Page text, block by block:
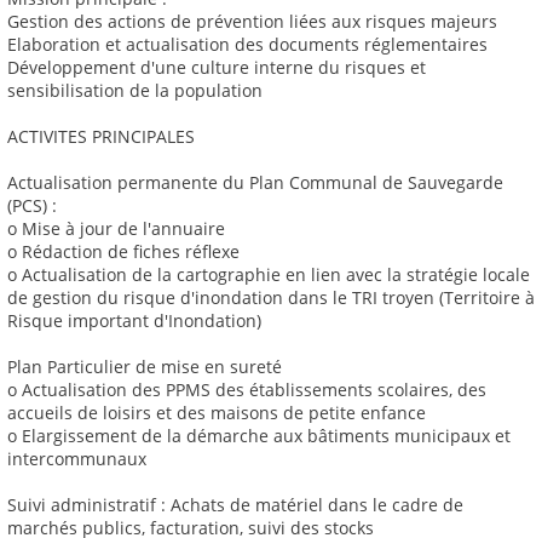
Gestion des actions de prévention liées aux risques majeurs
Elaboration et actualisation des documents réglementaires
Développement d'une culture interne du risques et
sensibilisation de la population
ACTIVITES PRINCIPALES
Actualisation permanente du Plan Communal de Sauvegarde
(PCS) :
o Mise à jour de l'annuaire
o Rédaction de fiches réflexe
o Actualisation de la cartographie en lien avec la stratégie locale
de gestion du risque d'inondation dans le TRI troyen (Territoire à
Risque important d'Inondation)
Plan Particulier de mise en sureté
o Actualisation des PPMS des établissements scolaires, des
accueils de loisirs et des maisons de petite enfance
o Elargissement de la démarche aux bâtiments municipaux et
intercommunaux
Suivi administratif : Achats de matériel dans le cadre de
marchés publics, facturation, suivi des stocks